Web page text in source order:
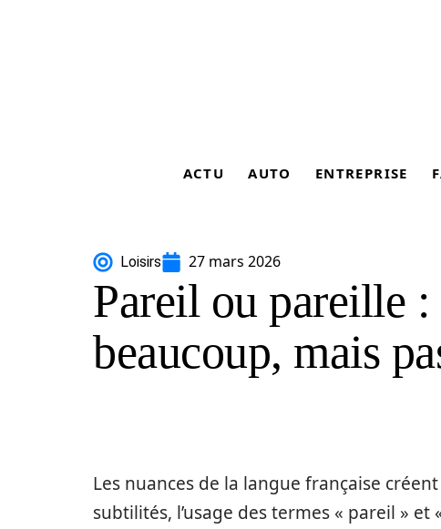
ACTU AUTO ENTREPRISE
Loisirs 27 mars 2026
Pareil ou pareille
beaucoup, mais
Les nuances de la langue française
subtilités, l’usage des termes « pareil »